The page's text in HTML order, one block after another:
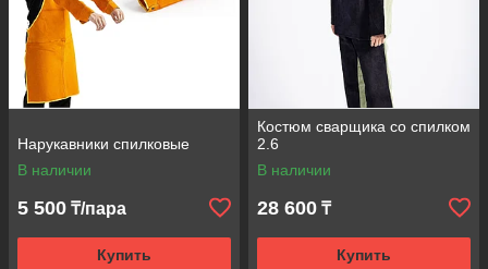
Нарукавники спилковые
В наличии
5 500 ₸/пара
Купить
Костюм сварщика со спилком
2.6
В наличии
28 600 ₸
Купить